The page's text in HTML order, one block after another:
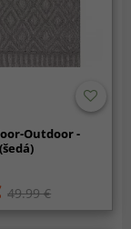
Outdoor -
49.99 €